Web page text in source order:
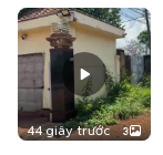
44 giây trước 3